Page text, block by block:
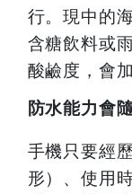
行。現中的
含糖飲料或
酸鹼度，會
防水能力會
手機只要經
形）、使用